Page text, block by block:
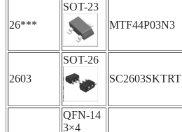
26***
SOT-23
MTF44P03N3
2603
SOT-26
SC2603SKTRT
QFN-14
3×4